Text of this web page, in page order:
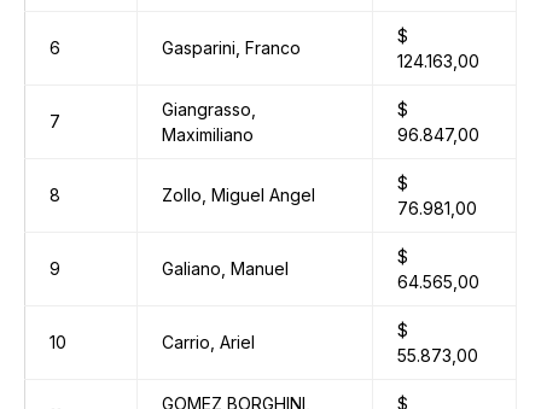
6 Gasparini, Franco
$
124.163,00
7
Giangrasso,
Maximiliano
$
96.847,00
8 Zollo, Miguel Angel
$
76.981,00
9 Galiano, Manuel
$
64.565,00
10 Carrio, Ariel
$
55.873,00
GOMEZ BORGHINI,
$